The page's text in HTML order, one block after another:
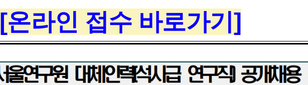
[온라인 접수 바로가기]